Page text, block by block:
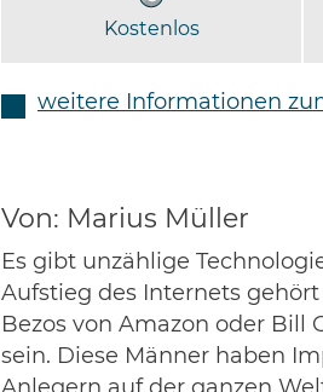
Kostenlos
weitere Informationen
Von: Marius Müller
Es gibt unzählige
Aufstieg des Internets
Bezos von Amazon oder Bill
sein. Diese Männer haben